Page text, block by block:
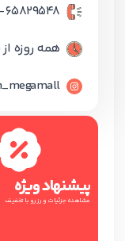
65829548
همه روزه از ساعت 10
پیشنهاد ویژه
مشاهده جزئیات و رزرو با تخفیف